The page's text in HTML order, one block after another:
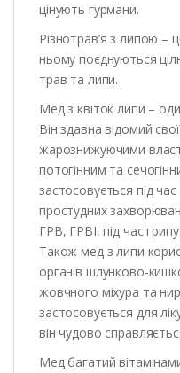
цінують гурмани.
Різнотрав’я з липою –
ньому поєднуються
трав та липи.
Мед з квіток липи –
Він здавна відомий
жарознижуючими
потогінним та
застосовується під
простудних
ГРВ, ГРВІ, під час
Також мед з липи
органів шлунково-
жовчного міхура та
застосовується для
він чудово
Мед багатий